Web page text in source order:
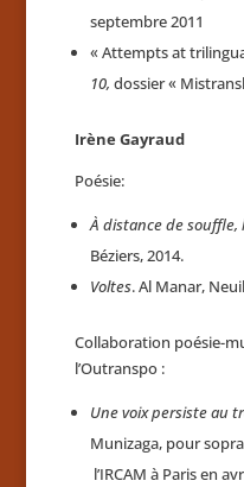
septembre 2011
« Attempts at
10, dossier «
Irène Gayraud
Poésie:
À distance de souffle,
Béziers, 2014.
Voltes. Al Manar,
Collaboration poésie-
l’Outranspo :
Une voix persiste au
Munizaga, pour
l’IRCAM à Paris en